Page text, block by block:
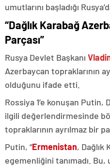
umutlarını başladığı
“Dağlık Karabağ
Parçası”
Rusya Devlet Başkanı
Azerbaycan topraklarının
olduğunu ifade etti.
Rossiya 1’e konuşan Putin,
ilgili değerlendirmesinde
topraklarının ayrılmaz bir
Putin, “Ermenistan, Dağlık
egemenliğini tanımadı. Bu,